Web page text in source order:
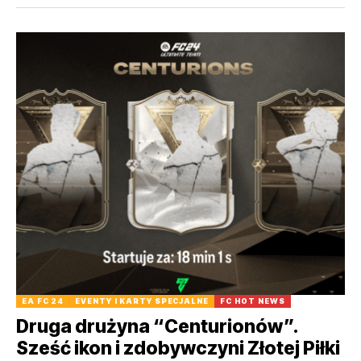
EA FC 24 EVENTY I KARTY SPECJALNE FC HOT NEWS
Druga drużyna “Centurionów”.
Sześć ikon i zdobywczyni Złotej Piłki